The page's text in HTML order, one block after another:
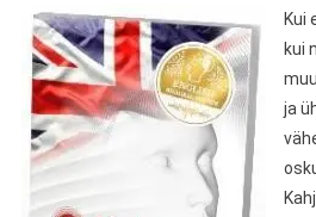
Kui
kui
ja